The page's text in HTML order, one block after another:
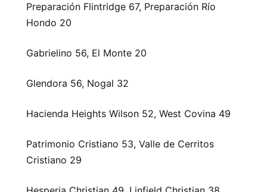
Preparación Flintridge 67, Preparación Río
Hondo 20
Gabrielino 56, El Monte 20
Glendora 56, Nogal 32
Hacienda Heights Wilson 52, West Covina 49
Patrimonio Cristiano 53, Valle de Cerritos
Cristiano 29